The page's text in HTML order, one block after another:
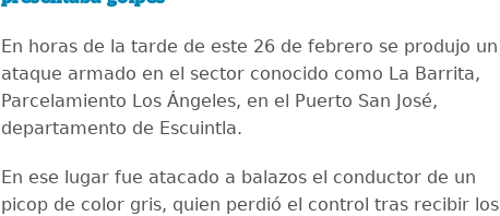
En horas de la tarde de este 26 de febrero se produjo un
ataque armado en el sector conocido como La Barrita,
Parcelamiento Los Ángeles, en el Puerto San José,
departamento de Escuintla.
En ese lugar fue atacado a balazos el conductor de un
picop de color gris, quien perdió el control tras recibir los